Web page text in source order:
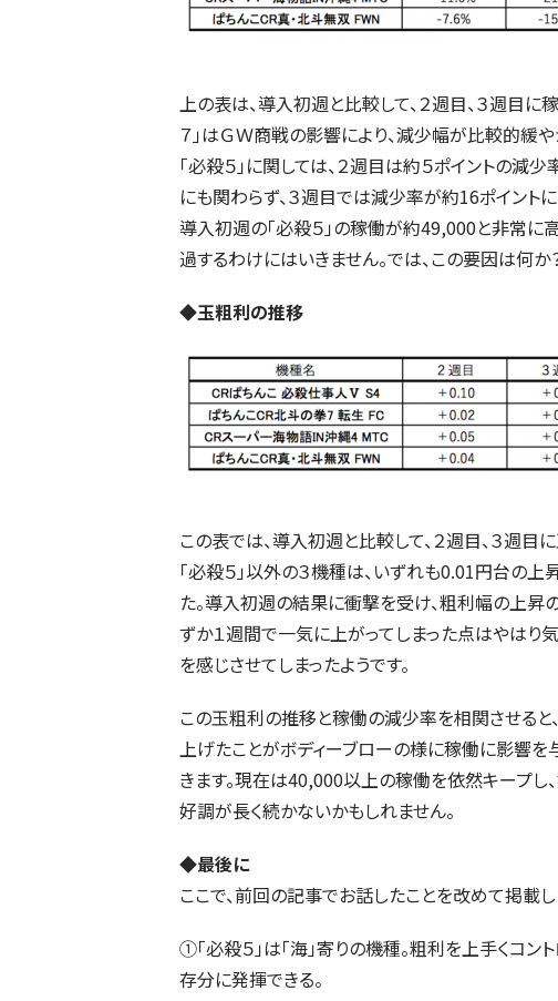
上の表は、導入初週と比較して、２週目、３週目に
７」はＧＷ商戦の影響により、減少幅が比較的緩や
「必殺５」に関しては、２週目は約５ポイントの
にも関わらず、３週目では減少率が約16ポイント
導入初週の「必殺５」の稼働が約49,000と非常に
過するわけにはいきません。では、この要因は何か
◆玉粗利の推移
この表では、導入初週と比較して、２週目、３週
「必殺５」以外の３機種は、いずれも0.01円台の上
た。導入初週の結果に衝撃を受け、粗利幅の上昇
ずか１週間で一気に上がってしまった点はやはり気
を感じさせてしまったようです。
この玉粗利の推移と稼働の減少率を相関させると
上げたことがボディーブローの様に稼働に影響を
きます。現在は40,000以上の稼働を依然キープし
好調が長く続かないかもしれません。
◆最後に
ここで、前回の記事でお話したことを改めて掲載し
①「必殺５」は「海」寄りの機種。粗利を上手くコ
存分に発揮できる。